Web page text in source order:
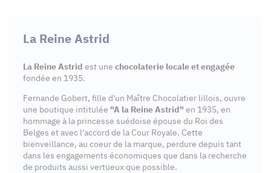
La Reine Astrid
La Reine Astrid est une chocolaterie locale et engagée
fondée en 1935.
Fernande Gobert, fille d'un Maître Chocolatier lillois, ouvre
une boutique intitulée "A la Reine Astrid" en 1935, en
hommage à la princesse suédoise épouse du Roi des
Belges et avec l'accord de la Cour Royale. Cette
bienveillance, au coeur de la marque, perdure depuis tant
dans les engagements économiques que dans la recherche
de produits aussi vertueux que possible.